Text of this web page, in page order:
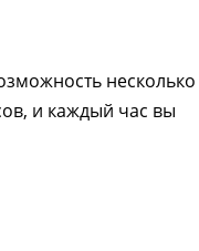
несколько
и каждый час вы